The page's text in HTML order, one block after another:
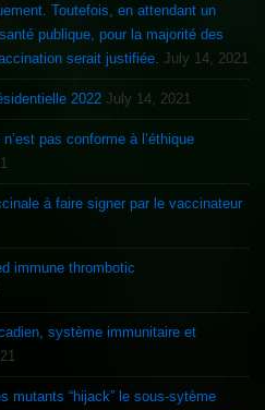
Toutefois, en attendant un
pour la majorité des
serait justifiée. July 14, 2021
2022 July 14, 2021
pas conforme à l’éthique
à faire signer par le vaccinateur
immune thrombotic
système immunitaire et
mutants “hijack” le sous-sytème